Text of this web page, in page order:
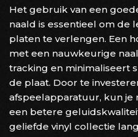
Het gebruik van een
naald is essentieel om de
platen te verlengen. Een
met een nauwkeurige
tracking en minimaliseert
de plaat. Door te
afspeelapparatuur, kun je
een betere
geliefde vinyl collectie